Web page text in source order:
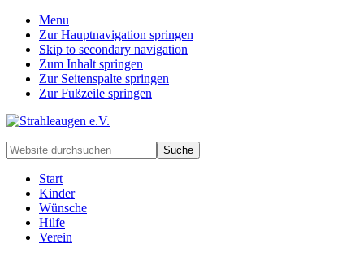
Menu
Zur Hauptnavigation springen
Skip to secondary navigation
Zum Inhalt springen
Zur Seitenspalte springen
Zur Fußzeile springen
Handarbeiten
für
besondere
Kinder
deren
Familien
Website
durchsuchen
Start
Kinder
Wünsche
Hilfe
Verein